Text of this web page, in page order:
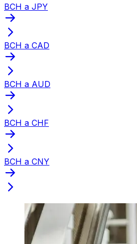
BCH a JPY
BCH a CAD
BCH a AUD
BCH a CHF
BCH a CNY